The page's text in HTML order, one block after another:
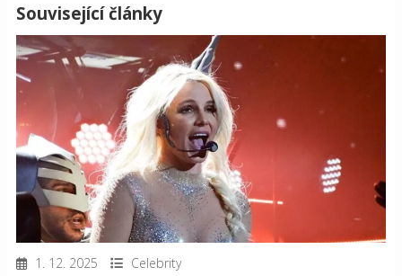
Související články
1. 12. 2025 Celebrity